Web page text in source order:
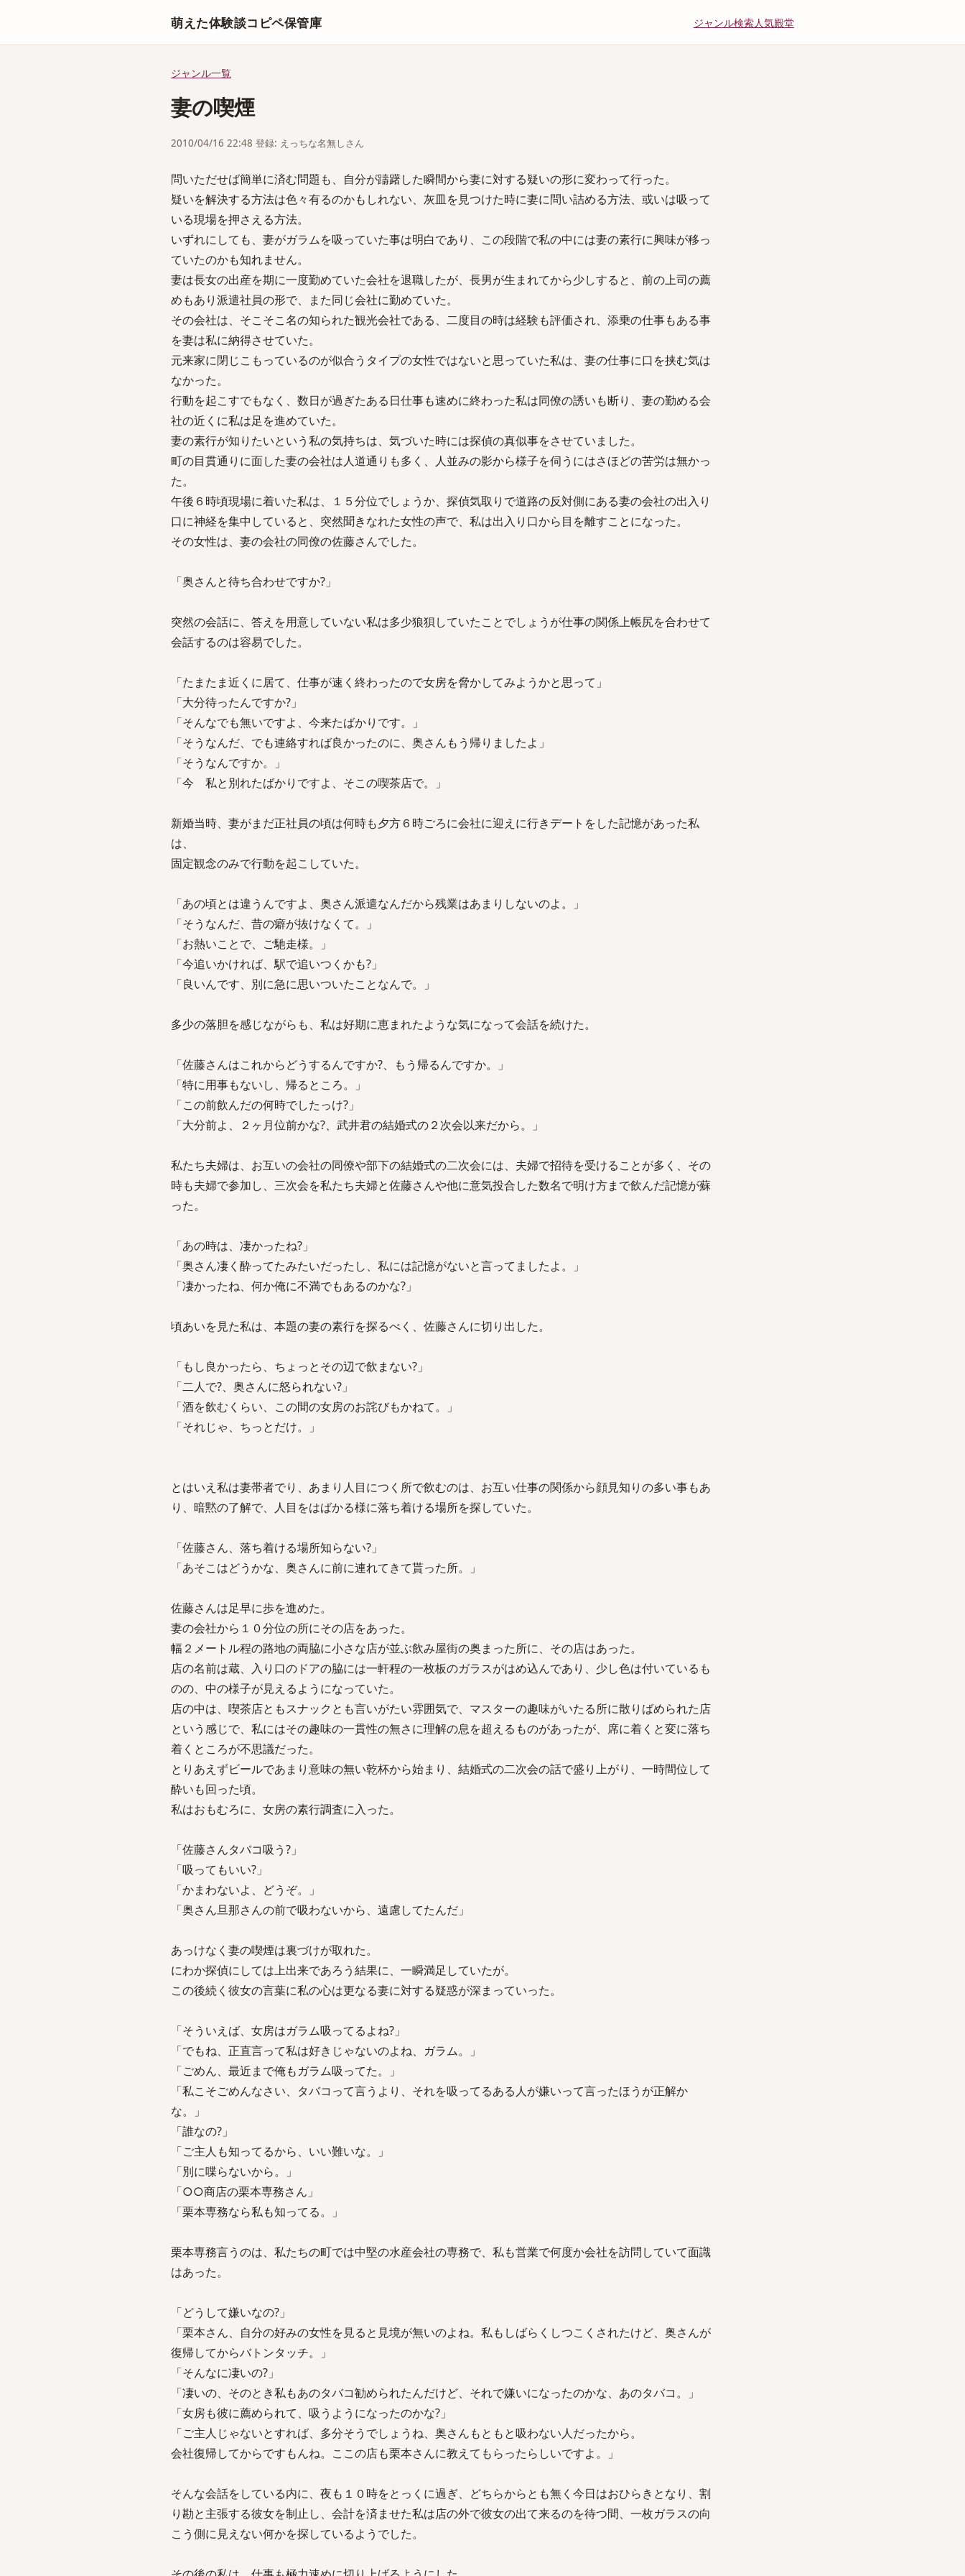
萌えた体験談コピペ保管庫 ジャンル検索人気殿堂
ジャンル一覧
妻の喫煙
2010/04/16 22:48 登録: えっちな名無しさん
問いただせば簡単に済む問題も、自分が躊躇した瞬間から妻に対する疑いの形に変わって行った。
疑いを解決する方法は色々有るのかもしれない、灰皿を見つけた時に妻に問い詰める方法、或いは吸って
いる現場を押さえる方法。
いずれにしても、妻がガラムを吸っていた事は明白であり、この段階で私の中には妻の素行に興味が移っ
ていたのかも知れません。
妻は長女の出産を期に一度勤めていた会社を退職したが、長男が生まれてから少しすると、前の上司の薦
めもあり派遣社員の形で、また同じ会社に勤めていた。
その会社は、そこそこ名の知られた観光会社である、二度目の時は経験も評価され、添乗の仕事もある事
を妻は私に納得させていた。
元来家に閉じこもっているのが似合うタイプの女性ではないと思っていた私は、妻の仕事に口を挟む気は
なかった。
行動を起こすでもなく、数日が過ぎたある日仕事も速めに終わった私は同僚の誘いも断り、妻の勤める会
社の近くに私は足を進めていた。
妻の素行が知りたいという私の気持ちは、気づいた時には探偵の真似事をさせていました。
町の目貫通りに面した妻の会社は人道通りも多く、人並みの影から様子を伺うにはさほどの苦労は無かっ
た。
午後６時頃現場に着いた私は、１５分位でしょうか、探偵気取りで道路の反対側にある妻の会社の出入り
口に神経を集中していると、突然聞きなれた女性の声で、私は出入り口から目を離すことになった。
その女性は、妻の会社の同僚の佐藤さんでした。
「奥さんと待ち合わせですか?」
突然の会話に、答えを用意していない私は多少狼狽していたことでしょうが仕事の関係上帳尻を合わせて
会話するのは容易でした。
「たまたま近くに居て、仕事が速く終わったので女房を脅かしてみようかと思って」
「大分待ったんですか?」
「そんなでも無いですよ、今来たばかりです。」
「そうなんだ、でも連絡すれば良かったのに、奥さんもう帰りましたよ」
「そうなんですか。」
「今 私と別れたばかりですよ、そこの喫茶店で。」
新婚当時、妻がまだ正社員の頃は何時も夕方６時ごろに会社に迎えに行きデートをした記憶があった私
は、
固定観念のみで行動を起こしていた。
「あの頃とは違うんですよ、奥さん派遣なんだから残業はあまりしないのよ。」
「そうなんだ、昔の癖が抜けなくて。」
「お熱いことで、ご馳走様。」
「今追いかければ、駅で追いつくかも?」
「良いんです、別に急に思いついたことなんで。」
多少の落胆を感じながらも、私は好期に恵まれたような気になって会話を続けた。
「佐藤さんはこれからどうするんですか?、もう帰るんですか。」
「特に用事もないし、帰るところ。」
「この前飲んだの何時でしたっけ?」
「大分前よ、２ヶ月位前かな?、武井君の結婚式の２次会以来だから。」
私たち夫婦は、お互いの会社の同僚や部下の結婚式の二次会には、夫婦で招待を受けることが多く、その
時も夫婦で参加し、三次会を私たち夫婦と佐藤さんや他に意気投合した数名で明け方まで飲んだ記憶が蘇
った。
「あの時は、凄かったね?」
「奥さん凄く酔ってたみたいだったし、私には記憶がないと言ってましたよ。」
「凄かったね、何か俺に不満でもあるのかな?」
頃あいを見た私は、本題の妻の素行を探るべく、佐藤さんに切り出した。
「もし良かったら、ちょっとその辺で飲まない?」
「二人で?、奥さんに怒られない?」
「酒を飲むくらい、この間の女房のお詫びもかねて。」
「それじゃ、ちっとだけ。」
とはいえ私は妻帯者でり、あまり人目につく所で飲むのは、お互い仕事の関係から顔見知りの多い事もあ
り、暗黙の了解で、人目をはばかる様に落ち着ける場所を探していた。
「佐藤さん、落ち着ける場所知らない?」
「あそこはどうかな、奥さんに前に連れてきて貰った所。」
佐藤さんは足早に歩を進めた。
妻の会社から１０分位の所にその店をあった。
幅２メートル程の路地の両脇に小さな店が並ぶ飲み屋街の奥まった所に、その店はあった。
店の名前は蔵、入り口のドアの脇には一軒程の一枚板のガラスがはめ込んであり、少し色は付いているも
のの、中の様子が見えるようになっていた。
店の中は、喫茶店ともスナックとも言いがたい雰囲気で、マスターの趣味がいたる所に散りばめられた店
という感じで、私にはその趣味の一貫性の無さに理解の息を超えるものがあったが、席に着くと変に落ち
着くところが不思議だった。
とりあえずビールであまり意味の無い乾杯から始まり、結婚式の二次会の話で盛り上がり、一時間位して
酔いも回った頃。
私はおもむろに、女房の素行調査に入った。
「佐藤さんタバコ吸う?」
「吸ってもいい?」
「かまわないよ、どうぞ。」
「奥さん旦那さんの前で吸わないから、遠慮してたんだ」
あっけなく妻の喫煙は裏づけが取れた。
にわか探偵にしては上出来であろう結果に、一瞬満足していたが。
この後続く彼女の言葉に私の心は更なる妻に対する疑惑が深まっていった。
「そういえば、女房はガラム吸ってるよね?」
「でもね、正直言って私は好きじゃないのよね、ガラム。」
「ごめん、最近まで俺もガラム吸ってた。」
「私こそごめんなさい、タバコって言うより、それを吸ってるある人が嫌いって言ったほうが正解か
な。」
「誰なの?」
「ご主人も知ってるから、いい難いな。」
「別に喋らないから。」
「○○商店の栗本専務さん」
「栗本専務なら私も知ってる。」
栗本専務言うのは、私たちの町では中堅の水産会社の専務で、私も営業で何度か会社を訪問していて面識
はあった。
「どうして嫌いなの?」
「栗本さん、自分の好みの女性を見ると見境が無いのよね。私もしばらくしつこくされたけど、奥さんが
復帰してからバトンタッチ。」
「そんなに凄いの?」
「凄いの、そのとき私もあのタバコ勧められたんだけど、それで嫌いになったのかな、あのタバコ。」
「女房も彼に薦められて、吸うようになったのかな?」
「ご主人じゃないとすれば、多分そうでしょうね、奥さんもともと吸わない人だったから。
会社復帰してからですもんね。ここの店も栗本さんに教えてもらったらしいですよ。」
そんな会話をしている内に、夜も１０時をとっくに過ぎ、どちらからとも無く今日はおひらきとなり、割
り勘と主張する彼女を制止し、会計を済ませた私は店の外で彼女の出て来るのを待つ間、一枚ガラスの向
こう側に見えない何かを探しているようでした。